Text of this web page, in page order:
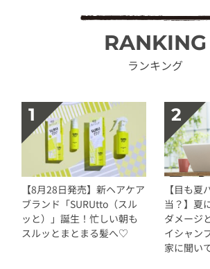
RANKING
ランキング
【8月28日発売】新ヘアケア
ブランド「SURUtto（スル
ッと）」誕生！忙しい朝も
スルッとまとまる髪へ♡
【目も夏
当？】夏
ダメージ
イシャン
家に聞い